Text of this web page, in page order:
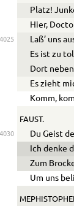
Platz!
Hier,
4025
Laß’ uns
Es ist zu
Dort
Es zieht
Komm,
FAUST.
4030
Du Geist
Ich denke
Zum
Um uns